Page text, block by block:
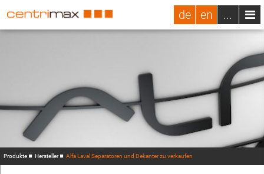
de en ...
Produkte Hersteller Alfa Laval Separatoren und Dekanter zu verkaufen